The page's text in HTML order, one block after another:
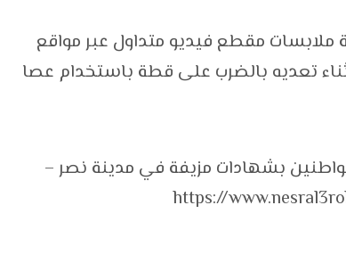
ملابسات مقطع فيديو متداول عبر مواقع
تعديه بالضرب على قطة باستخدام عصا
بشهادات مزيفة في مدينة نصر –
https://